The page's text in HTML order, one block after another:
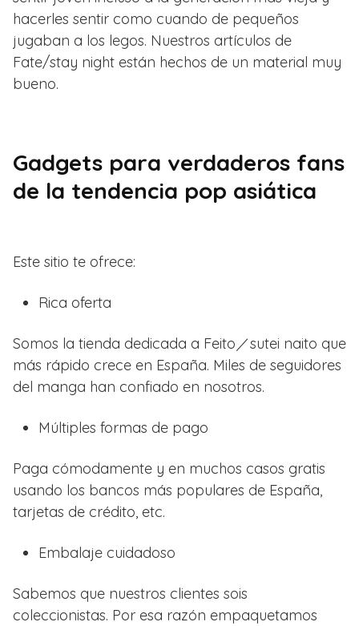
hacerles sentir como cuando de pequeños
jugaban a los legos. Nuestros artículos de
Fate/stay night están hechos de un material muy
bueno.
Gadgets para verdaderos fans
de la tendencia pop asiática
Este sitio te ofrece:
Rica oferta
Somos la tienda dedicada a Feito／sutei naito que
más rápido crece en España. Miles de seguidores
del manga han confiado en nosotros.
Múltiples formas de pago
Paga cómodamente y en muchos casos gratis
usando los bancos más populares de España,
tarjetas de crédito, etc.
Embalaje cuidadoso
Sabemos que nuestros clientes sois
coleccionistas. Por esa razón empaquetamos